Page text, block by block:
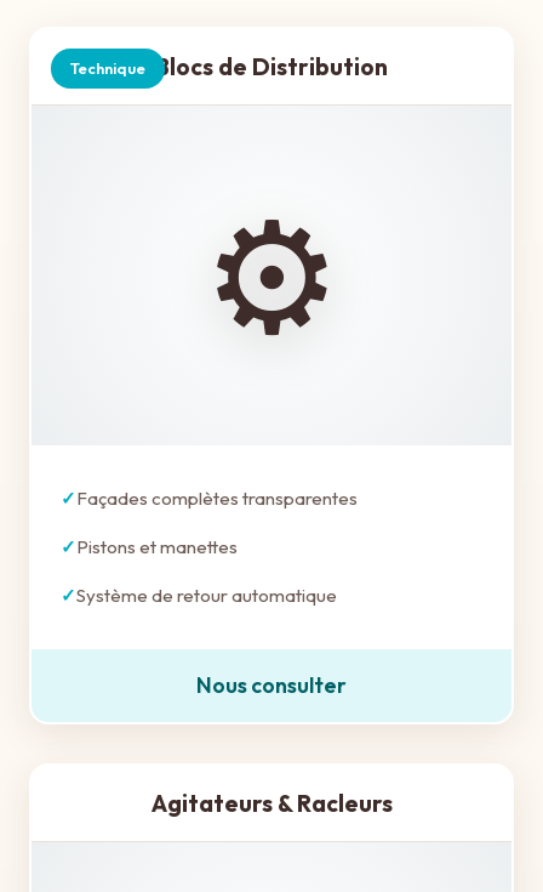
Technique Blocs de Distribution
⚙️
Façades complètes transparentes
Pistons et manettes
Système de retour automatique
Nous consulter
Agitateurs & Racleurs